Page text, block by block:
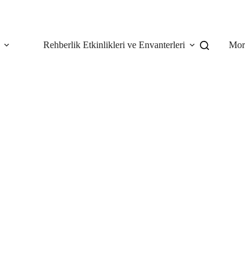
Rehberlik Etkinlikleri ve Envanterleri